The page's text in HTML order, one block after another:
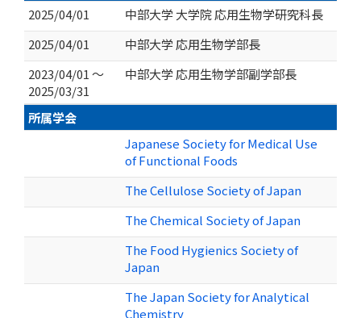
2025/04/01
中部大学 大学院 応用生物学研究科長
2025/04/01
中部大学 応用生物学部長
2023/04/01 ～
2025/03/31
中部大学 応用生物学部副学部長
所属学会
Japanese Society for Medical Use
of Functional Foods
The Cellulose Society of Japan
The Chemical Society of Japan
The Food Hygienics Society of
Japan
The Japan Society for Analytical
Chemistry